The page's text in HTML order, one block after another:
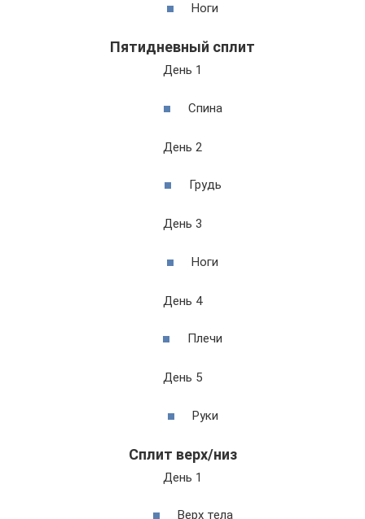
Ноги
Пятидневный сплит
День 1
Спина
День 2
Грудь
День 3
Ноги
День 4
Плечи
День 5
Руки
Сплит верх/низ
День 1
Верх тела